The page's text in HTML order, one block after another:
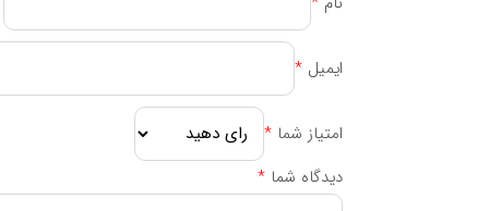
ایمیل *
امتیاز شما *
دیدگاه شما *